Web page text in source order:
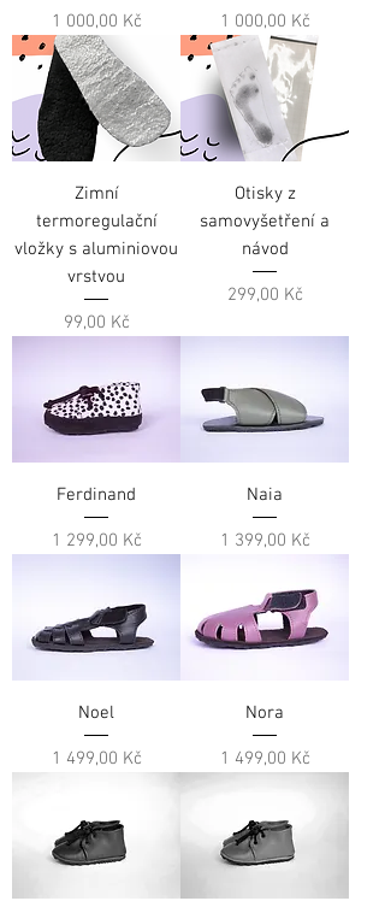
Cena
1 000,00 Kč Cena
1 000,00 Kč
Zimní
termoregulační
vložky s aluminiovou
vrstvou
Cena
99,00 Kč
Otisky z
samovyšetření a
návod
Cena
299,00 Kč
Ferdinand
Cena
1 299,00 Kč
Naia
Cena
1 399,00 Kč
Noel
Cena
1 499,00 Kč
Nora
Cena
1 499,00 Kč